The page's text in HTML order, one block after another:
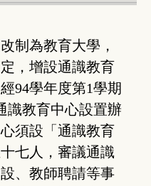
制為教育大學，
，增設通識教育
94學年度第1學期
識教育中心設置辦
須設「通識教育
七人，審議通識
、教師聘請等事